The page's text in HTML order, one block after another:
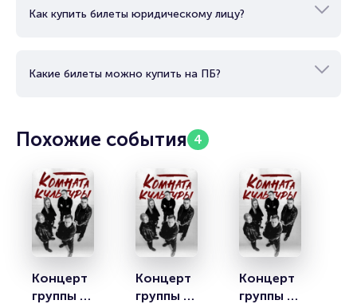
несколько полноформатных альбомов и EP, доступных для
прослушивания и скачивания.
Как купить билеты юридическому лицу?
Какие билеты можно купить на ПБ?
Похожие события 4
Концерт
группы
Концерт
группы
Концерт
группы